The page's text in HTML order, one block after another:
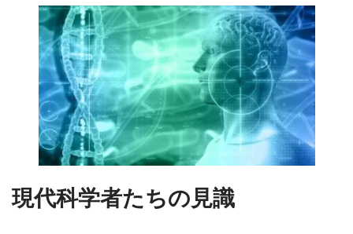
現代科学者たちの見識